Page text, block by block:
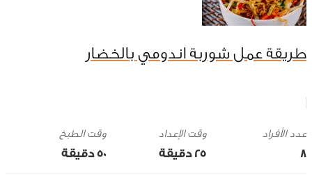
طريقة عمل شوربة اندومي بالخضار
8
وقت الإعداد
25 ‎دقيقة
وقت الطبخ
50 ‎دقيقة